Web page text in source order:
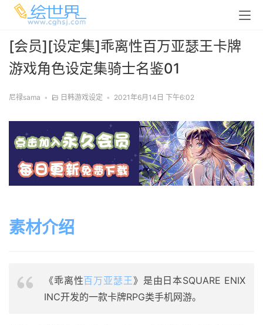
[会员][设定集]乖离性百万亚瑟王卡牌
游戏角色设定集骑士名鉴01
尼禄sama • 日韩游戏设定 • 2021年6月14日 下午6:02
素材介绍
《乖离性百万亚瑟王》是由日本SQUARE ENIX
INC开发的一款卡牌RPG类手机网游。